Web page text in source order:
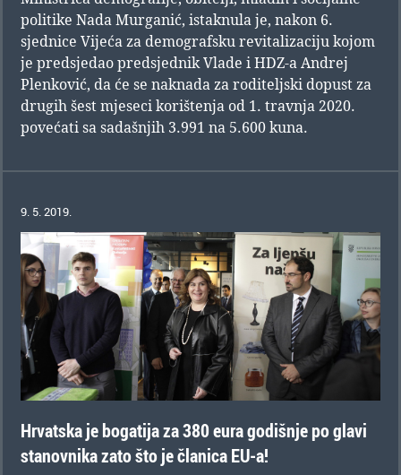
politike Nada Murganić, istaknula je, nakon 6.
sjednice Vijeća za demografsku revitalizaciju kojom
je predsjedao predsjednik Vlade i HDZ-a Andrej
Plenković, da će se naknada za roditeljski dopust za
drugih šest mjeseci korištenja od 1. travnja 2020.
povećati sa sadašnjih 3.991 na 5.600 kuna.
9. 5. 2019.
Hrvatska je bogatija za 380 eura godišnje po glavi
stanovnika zato što je članica EU-a!